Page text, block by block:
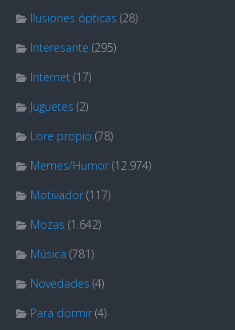
Ilusiones ópticas (28)
Interesante (295)
Internet (17)
Juguetes (2)
Lore propio (78)
Memes/Humor (12.974)
Motivador (117)
Mozas (1.642)
Música (781)
Novedades (4)
Para dormir (4)